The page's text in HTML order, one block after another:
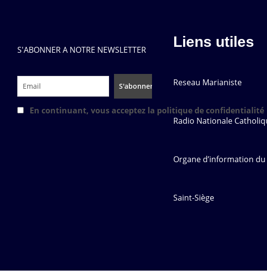
S'ABONNER A NOTRE NEWSLETTER
En continuant, vous acceptez la politique de confidentialité
Liens utiles
Reseau Marianiste
Radio Nationale
Organe d’information
Saint-Siège